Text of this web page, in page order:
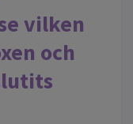
vilken
och